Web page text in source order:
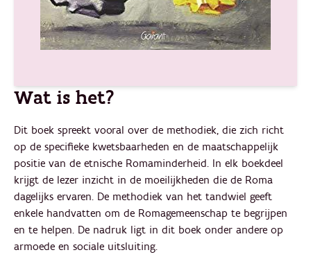
Wat is het?
Dit boek spreekt vooral over de methodiek, die zich richt
op de specifieke kwetsbaarheden en de maatschappelijk
positie van de etnische Romaminderheid. In elk boekdeel
krijgt de lezer inzicht in de moeilijkheden die de Roma
dagelijks ervaren. De methodiek van het tandwiel geeft
enkele handvatten om de Romagemeenschap te begrijpen
en te helpen. De nadruk ligt in dit boek onder andere op
armoede en sociale uitsluiting.